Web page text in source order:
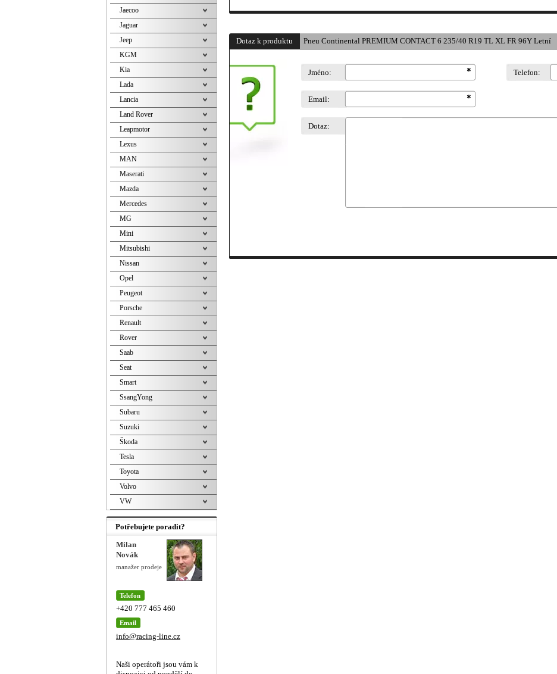
Dotaz k produktu Pneu Continental PREMIUM CONTACT 6 235/40 R19 TL XL FR 96Y Letní
Jméno: Telefon:
Email:
Dotaz:
Jaecoo
Jaguar
Jeep
KGM
Kia
Lada
Lancia
Land Rover
Leapmotor
Lexus
MAN
Maserati
Mazda
Mercedes
MG
Mini
Mitsubishi
Nissan
Opel
Peugeot
Porsche
Renault
Rover
Saab
Seat
Smart
SsangYong
Subaru
Suzuki
Škoda
Tesla
Toyota
Volvo
VW
Potřebujete poradit?
Milan
Novák
manažer prodeje
Telefon
+420 777 465 460
Email
info@racing-line.cz
Naši operátoři jsou vám k